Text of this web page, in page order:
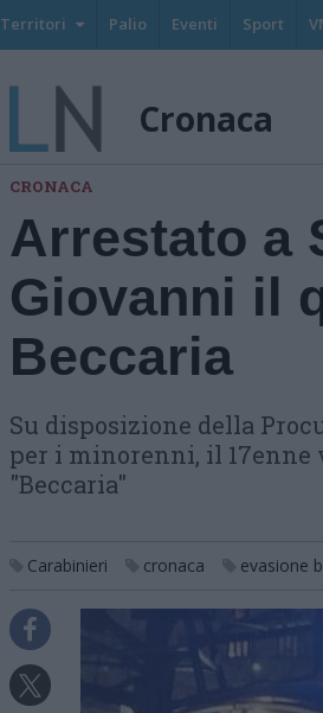
Territori Palio Eventi Sport
Cronaca
CRONACA
Arrestato a
Giovanni il
Beccaria
Su disposizione della
per i minorenni, il 17enne
"Beccaria"
Carabinieri cronaca evasione